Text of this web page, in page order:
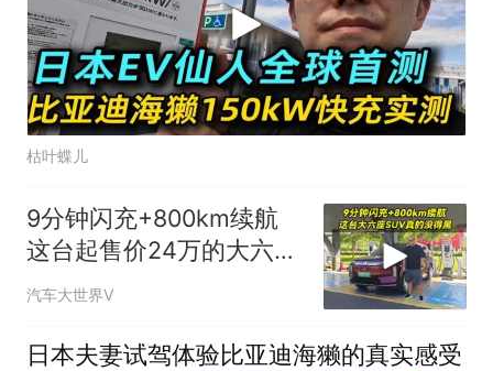
枯叶蝶儿
9分钟闪充+800km续航
这台起售价24万的大六座
SUV真的没得黑
汽车大世界V
日本夫妻试驾体验比亚迪海獭的真实感受